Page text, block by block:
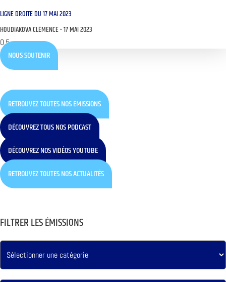
LIGNE DROITE DU 17 MAI 2023
HOUDIAKOVA CLÉMENCE 17 MAI 2023
NOUS SOUTENIR
RETROUVEZ TOUTES NOS ÉMISSIONS
DÉCOUVREZ TOUS NOS PODCAST
DÉCOUVREZ NOS VIDÉOS YOUTUBE
RETROUVEZ TOUTES NOS ACTUALITÉS
FILTRER LES ÉMISSIONS